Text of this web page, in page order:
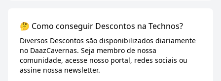
🤔 Como conseguir Descontos na Technos?
Diversos Descontos são disponibilizados diariamente
no DaazCavernas. Seja membro de nossa
comunidade, acesse nosso portal, redes sociais ou
assine nossa newsletter.